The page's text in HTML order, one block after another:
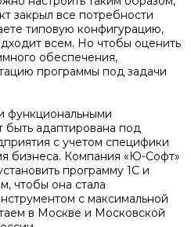
закрыл все потребности
типовую конфигурацию,
всем. Но чтобы оценить
обеспечения,
программы под задачи
функциональными
адаптирована под
с учетом специфики
бизнеса. Компания «Ю-Софт»
программу 1С и
чтобы она стала
с максимальной
в Москве и Московской